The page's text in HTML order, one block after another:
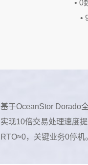
• 0
•
基于OceanStor Dorado
实现10倍交易处理速度
RTO≈0，关键业务0停机